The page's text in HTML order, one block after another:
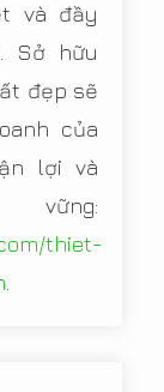
và đầy
Sở hữu
đẹp sẽ
của
lợi và
vững:
thiet-